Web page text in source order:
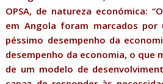
OPSA, de natureza económica:
em Angola foram marcados por
péssimo desempenho da
desempenho da economia, o que
de um modelo de